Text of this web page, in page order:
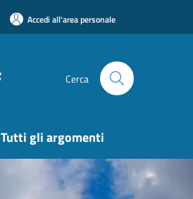
Accedi all'area personale
Cerca
Tutti gli argomenti